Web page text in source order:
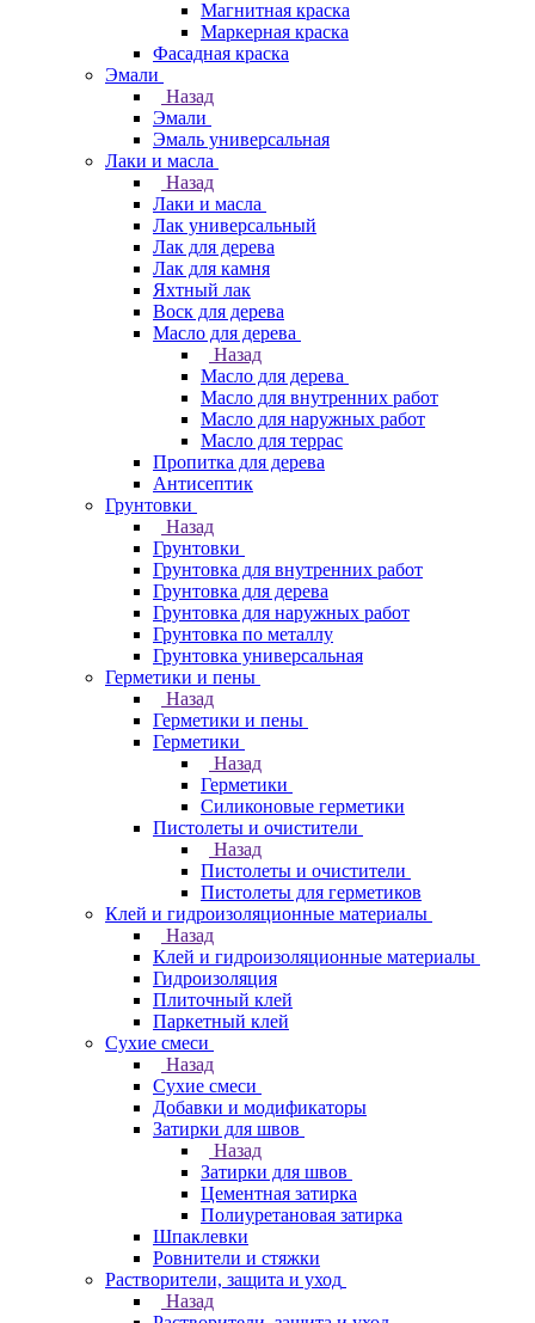
Магнитная краска
Маркерная краска
Фасадная краска
Эмали
Назад
Эмали
Эмаль универсальная
Лаки и масла
Назад
Лаки и масла
Лак универсальный
Лак для дерева
Лак для камня
Яхтный лак
Воск для дерева
Масло для дерева
Назад
Масло для дерева
Масло для внутренних работ
Масло для наружных работ
Масло для террас
Пропитка для дерева
Антисептик
Грунтовки
Назад
Грунтовки
Грунтовка для внутренних работ
Грунтовка для дерева
Грунтовка для наружных работ
Грунтовка по металлу
Грунтовка универсальная
Герметики и пены
Назад
Герметики и пены
Герметики
Назад
Герметики
Силиконовые герметики
Пистолеты и очистители
Назад
Пистолеты и очистители
Пистолеты для герметиков
Клей и гидроизоляционные материалы
Назад
Клей и гидроизоляционные материалы
Гидроизоляция
Плиточный клей
Паркетный клей
Сухие смеси
Назад
Сухие смеси
Добавки и модификаторы
Затирки для швов
Назад
Затирки для швов
Цементная затирка
Полиуретановая затирка
Шпаклевки
Ровнители и стяжки
Растворители, защита и уход
Назад